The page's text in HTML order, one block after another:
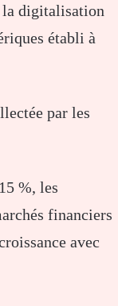
la digitalisation
établi à
par les
%, les
financiers
avec